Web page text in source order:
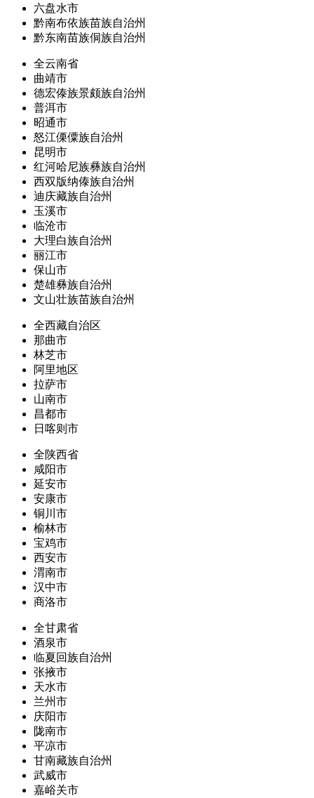
六盘水市
黔南布依族苗族自治州
黔东南苗族侗族自治州
全云南省
曲靖市
德宏傣族景颇族自治州
普洱市
昭通市
怒江傈僳族自治州
昆明市
红河哈尼族彝族自治州
西双版纳傣族自治州
迪庆藏族自治州
玉溪市
临沧市
大理白族自治州
丽江市
保山市
楚雄彝族自治州
文山壮族苗族自治州
全西藏自治区
那曲市
林芝市
阿里地区
拉萨市
山南市
昌都市
日喀则市
全陕西省
咸阳市
延安市
安康市
铜川市
榆林市
宝鸡市
西安市
渭南市
汉中市
商洛市
全甘肃省
酒泉市
临夏回族自治州
张掖市
天水市
兰州市
庆阳市
陇南市
平凉市
甘南藏族自治州
武威市
嘉峪关市